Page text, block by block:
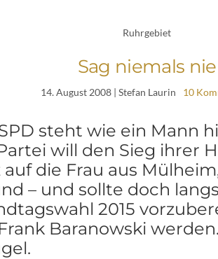
Ruhrgebiet
Sag niemals nie
14. August 2008| Stefan Laurin 10
steht wie ein Mann
will den Sieg ihrer
die Frau aus
– und sollte doch
2015
Baranowski